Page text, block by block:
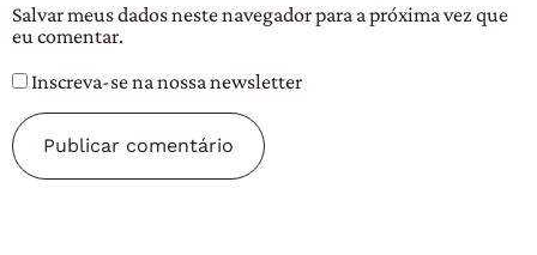
Salvar meus dados neste navegador para a próxima vez que
eu comentar.
Inscreva-se na nossa newsletter